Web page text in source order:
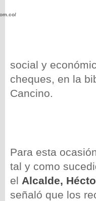
social y
cheques, en la
Cancino.
Para esta
tal y como
el Alcalde,
señaló que los
wp-
wp-